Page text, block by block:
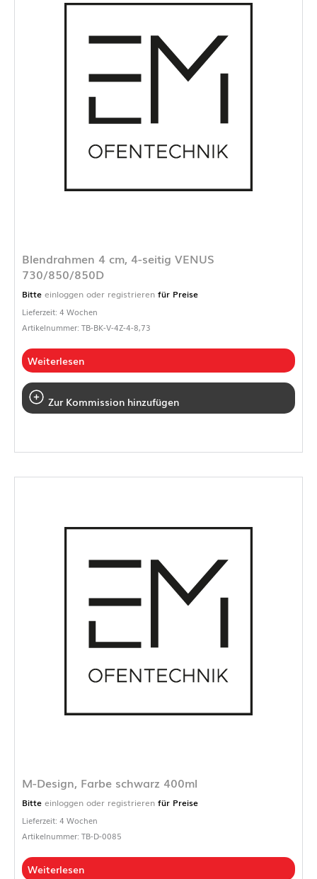
Blendrahmen 4 cm, 4-seitig VENUS
730/850/850D
Bitte einloggen oder registrieren für Preise
Lieferzeit: 4 Wochen
Artikelnummer: TB-BK-V-4Z-4-8,73
Weiterlesen
Zur Kommission hinzufügen
M-Design, Farbe schwarz 400ml
Bitte einloggen oder registrieren für Preise
Lieferzeit: 4 Wochen
Artikelnummer: TB-D-0085
Weiterlesen